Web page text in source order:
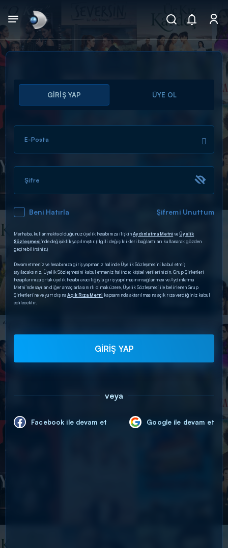
Arama
ARAMA SONUÇLARI
DİĞER SONUÇLAR
GİRİŞ YAP ÜYE OL
E-Posta
Şifre
Beni Hatırla Şifremi Unuttum
Merhaba, kullanmakta olduğunuz üyelik hesabınıza ilişkinAydınlatma Metni veÜyelik
Sözleşmesi’nde değişiklik yapılmıştır. (İlgili değişiklikleri bağlantıları kullanarak gözden
geçirebilirsiniz.)
Devam etmeniz ve hesabınıza giriş yapmanız halinde Üyelik Sözleşmesini kabul etmiş
sayılacaksınız. Üyelik Sözleşmesini kabul etmeniz halinde; kişisel verilerinizin, Grup Şirketleri
hesaplarınıza ortak üyelik hesabı aracılığıyla giriş yapılmasının sağlanması ve Aydınlatma
Metni’nde sayılan diğer amaçlarla sınırlı olmak üzere, Üyelik Sözleşmesi ile belirlenen Grup
Şirketleri’ne ve yurt dışınaAçık Rıza Metni kapsamında aktarılmasına açık rıza verdiğiniz kabul
edilecektir.
GİRİŞ YAP
veya
Facebook ile devam et Google ile devam et